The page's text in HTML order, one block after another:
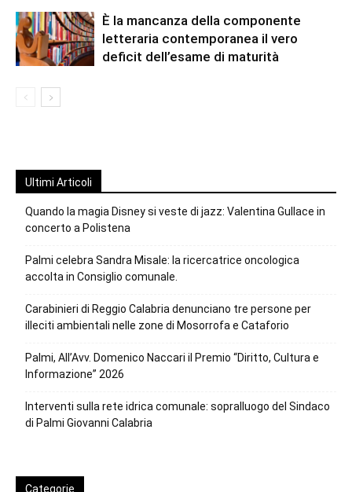
È la mancanza della componente
letteraria contemporanea il vero
deficit dell’esame di maturità
Ultimi Articoli
Quando la magia Disney si veste di jazz: Valentina Gullace in
concerto a Polistena
Palmi celebra Sandra Misale: la ricercatrice oncologica
accolta in Consiglio comunale.
Carabinieri di Reggio Calabria denunciano tre persone per
illeciti ambientali nelle zone di Mosorrofa e Cataforio
Palmi, All’Avv. Domenico Naccari il Premio “Diritto, Cultura e
Informazione” 2026
Interventi sulla rete idrica comunale: sopralluogo del Sindaco
di Palmi Giovanni Calabria
Categorie